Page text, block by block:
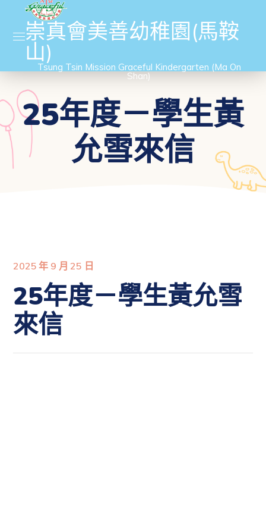
崇真會美善幼稚園(馬鞍
山)
Tsung Tsin Mission Graceful Kindergarten (Ma On
Shan)
25年度－學生黃
允雪來信
2025 年 9 月 25 日
25年度－學生黃允雪
來信